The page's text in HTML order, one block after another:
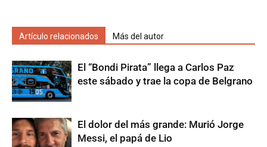
Artículo relacionados Más del autor
El “Bondi Pirata” llega a Carlos Paz
este sábado y trae la copa de Belgrano
El dolor del más grande: Murió Jorge
Messi, el papá de Lio